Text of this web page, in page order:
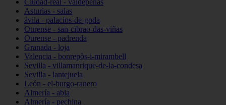
Ciudad-real - valdepeñas
Asturias - salas
ávila - palacios-de-goda
Ourense - san-cibrao-das-viñas
Ourense - padrenda
Granada - loja
Valencia - bonrepòs-i-mirambell
Sevilla - villamanrique-de-la-condesa
Sevilla - lantejuela
León - el-burgo-ranero
Almería - abla
Almería - pechina